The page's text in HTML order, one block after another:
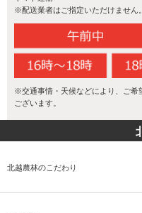
※配送業者はご指定いただけません。
※交通事情・天候などにより、ご希
ございます。
北越農林のこだわり